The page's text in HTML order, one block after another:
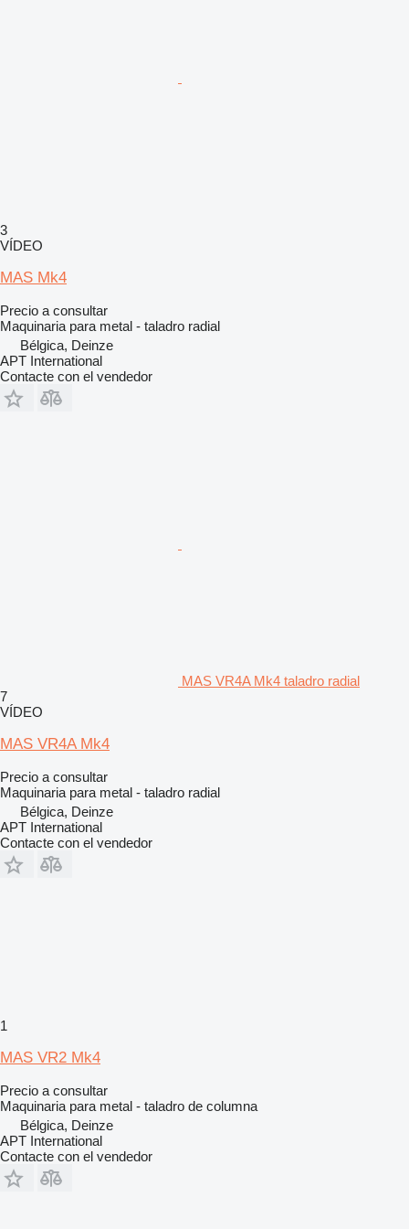
3
VÍDEO
MAS Mk4
Precio a consultar
Maquinaria para metal - taladro radial
Bélgica, Deinze
APT International
Contacte con el vendedor
MAS VR4A Mk4 taladro radial
7
VÍDEO
MAS VR4A Mk4
Precio a consultar
Maquinaria para metal - taladro radial
Bélgica, Deinze
APT International
Contacte con el vendedor
1
MAS VR2 Mk4
Precio a consultar
Maquinaria para metal - taladro de columna
Bélgica, Deinze
APT International
Contacte con el vendedor